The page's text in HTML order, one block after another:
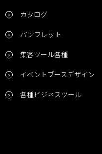
カタログ
パンフレット
集客ツール各種
イベントブースデザイン
各種ビジネスツール